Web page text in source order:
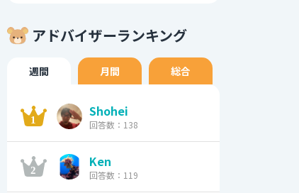
アドバイザーランキング
週間 月間 総合
Shohei
回答数：138
Ken
回答数：119